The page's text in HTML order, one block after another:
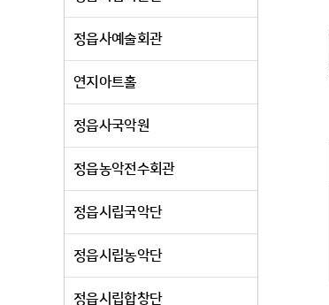
정읍사예술회관
연지아트홀
정읍사국악원
정읍농악전수회관
정읍시립국악단
정읍시립농악단
정읍시립합창단